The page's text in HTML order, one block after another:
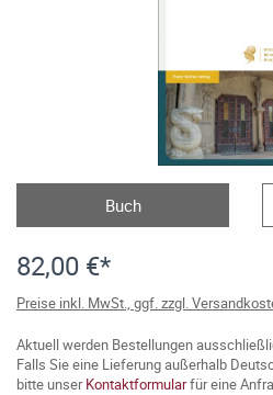
Buch
82,00 €*
Preise inkl. MwSt., ggf. zzgl.
Aktuell werden Bestellungen
Falls Sie eine Lieferung außerhalb
bitte unserKontaktformularfür eine